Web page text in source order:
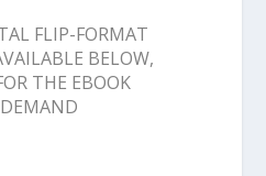
FLIP-FORMAT
BELOW,
THE EBOOK